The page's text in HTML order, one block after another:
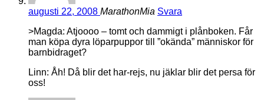
augusti 22, 2008 MarathonMia Svara
>Magda: Atjoooo – tomt och dammigt i plånboken. Får
man köpa dyra löparpuppor till ”okända” människor för
barnbidraget?
Linn: Åh! Då blir det har-rejs, nu jäklar blir det persa för
oss!